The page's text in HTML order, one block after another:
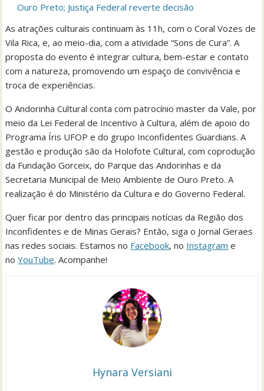
Ouro Preto; Justiça Federal reverte decisão
As atrações culturais continuam às 11h, com o Coral Vozes de
Vila Rica, e, ao meio-dia, com a atividade “Sons de Cura”. A
proposta do evento é integrar cultura, bem-estar e contato
com a natureza, promovendo um espaço de convivência e
troca de experiências.
O Andorinha Cultural conta com patrocínio master da Vale, por
meio da Lei Federal de Incentivo à Cultura, além de apoio do
Programa Íris UFOP e do grupo Inconfidentes Guardians. A
gestão e produção são da Holofote Cultural, com coprodução
da Fundação Gorceix, do Parque das Andorinhas e da
Secretaria Municipal de Meio Ambiente de Ouro Preto. A
realização é do Ministério da Cultura e do Governo Federal.
Quer ficar por dentro das principais notícias da Região dos
Inconfidentes e de Minas Gerais? Então, siga o Jornal Geraes
nas redes sociais. Estamos no Facebook, no Instagram e
noYouTube. Acompanhe!
Hynara Versiani